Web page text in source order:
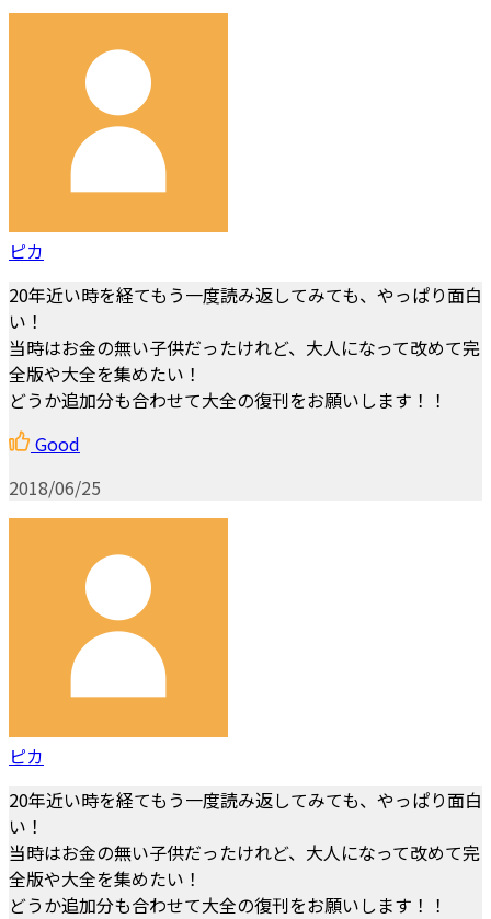
ピカ
20年近い時を経てもう一度読み返してみても、やっぱり面白
い！
当時はお金の無い子供だったけれど、大人になって改めて完
全版や大全を集めたい！
どうか追加分も合わせて大全の復刊をお願いします！！
Good
2018/06/25
ピカ
20年近い時を経てもう一度読み返してみても、やっぱり面白
い！
当時はお金の無い子供だったけれど、大人になって改めて完
全版や大全を集めたい！
どうか追加分も合わせて大全の復刊をお願いします！！